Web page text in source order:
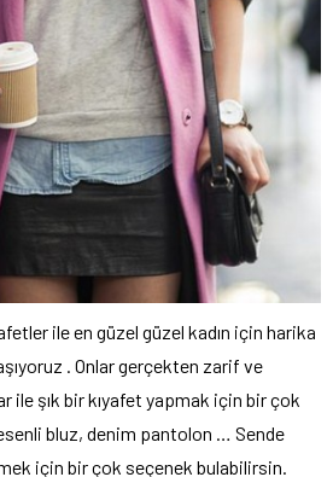
ile en güzel güzel kadın için harika
. Onlar gerçekten zarif ve
şık bir kıyafet yapmak için bir çok
bluz, denim pantolon … Sende
için bir çok seçenek bulabilirsin.